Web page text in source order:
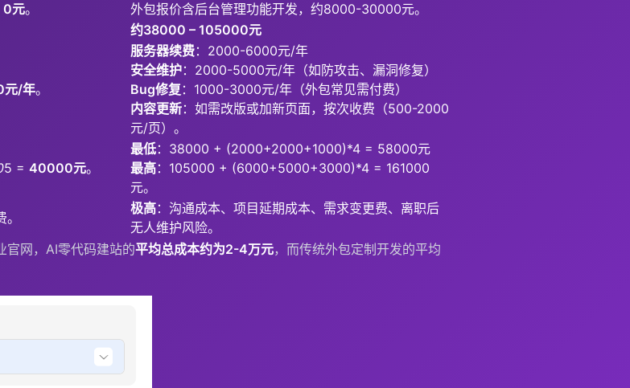
0元。
外包报价含后台管理功能开发，约8000-30000元。
约38000 – 105000元
/年。
服务器续费：2000-6000元/年
安全维护：2000-5000元/年（如防攻击、漏洞修复）
Bug修复 ：1000-3000元/年（外包常见需付费）
内容更新：如需改版或加新页面，按次收费（500-2000
元/页）。
5 = 40000元。
最低：38000 + (2000+2000+1000)*4 = 58000元
最高：105000 + (6000+5000+3000)*4 = 161000
元。
极高：沟通成本、项目延期成本、需求变更费、离职后
无人维护风险。
官网，AI零代码建站的平均总成本约为2-4万元，而传统外包定制开发的平均